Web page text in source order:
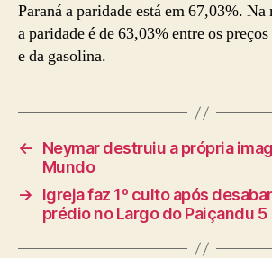
Paraná a paridade está em 67,03%.
a paridade é de 63,03% entre os
e da gasolina.
←
Neymar destruiu a própria
Mundo
→
Igreja faz 1º culto após
prédio no Largo do Paiçandu 5